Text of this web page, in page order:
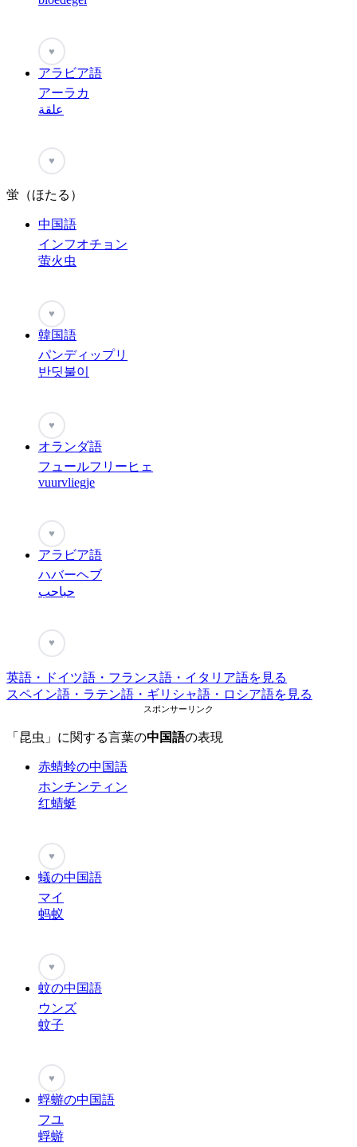
♥
アラビア語
アーラカ
علقة
♥
蛍（ほたる）
中国語
インフオチョン
萤火虫
♥
韓国語
パンディップリ
반딧불이
♥
オランダ語
フュールフリーヒェ
vuurvliegje
♥
アラビア語
ハバーヘブ
حباحب
♥
英語・ドイツ語・フランス語・イタリア語を見る
スペイン語・ラテン語・ギリシャ語・ロシア語を見る
スポンサーリンク
「昆虫」に関する言葉の中国語の表現
赤蜻蛉の中国語
ホンチンティン
红蜻蜓
♥
蟻の中国語
マイ
蚂蚁
♥
蚊の中国語
ウンズ
蚊子
♥
蜉蝣の中国語
フユ
蜉蝣